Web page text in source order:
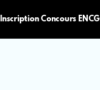
Inscription Concours ENCG